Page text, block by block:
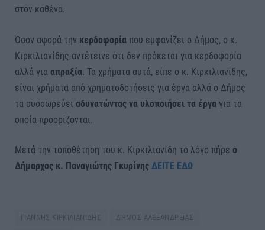
στον καθένα.
Όσον αφορά την κερδοφορία που εμφανίζει ο Δήμος, ο κ.
Κιρκιλιανίδης αντέτεινε ότι δεν πρόκεται για κερδοφορία
αλλά για απραξία. Τα χρήματα αυτά, είπε ο κ. Κιρκιλιανίδης,
είναι χρήματα από χρηματοδοτήσεις για έργα αλλά ο Δήμος
τα συσσωρεύει αδυνατώντας να υλοποιήσει τα έργα για τα
οποία προορίζονται.
Μετά την τοποθέτηση του κ. Κιρκιλιανίδη το λόγο πήρε ο
Δήμαρχος κ. Παναγιώτης Γκυρίνης ΔΕΙΤΕ ΕΔΩ
ΓΙΑΝΝΗΣ ΚΙΡΚΙΛΙΑΝΙΔΗΣ ΔΗΜΟΣ ΑΛΕΞΑΝΔΡΕΙΑΣ